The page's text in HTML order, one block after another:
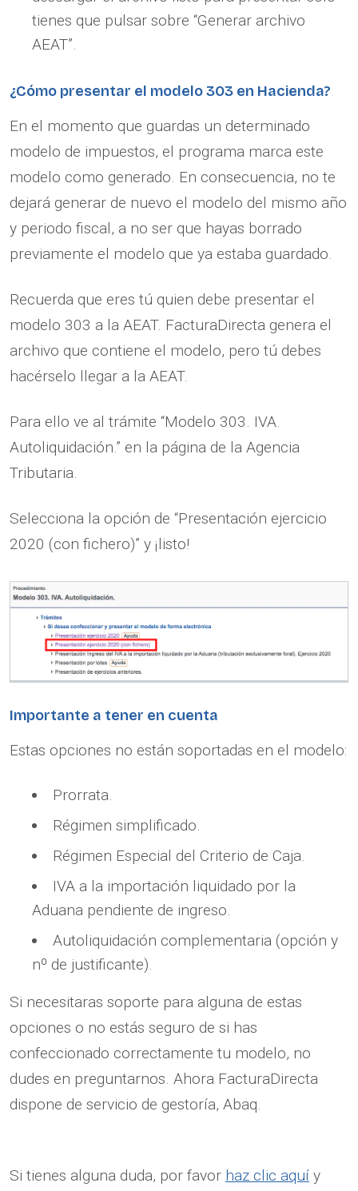
tienes que pulsar sobre “Generar archivo
AEAT”.
¿Cómo presentar el modelo 303 en Hacienda?
En el momento que guardas un determinado
modelo de impuestos, el programa marca este
modelo como generado. En consecuencia, no te
dejará generar de nuevo el modelo del mismo año
y periodo fiscal, a no ser que hayas borrado
previamente el modelo que ya estaba guardado.
Recuerda que eres tú quien debe presentar el
modelo 303 a la AEAT. FacturaDirecta genera el
archivo que contiene el modelo, pero tú debes
hacérselo llegar a la AEAT.
Para ello ve al trámite “Modelo 303. IVA.
Autoliquidación.” en la página de la Agencia
Tributaria.
Selecciona la opción de “Presentación ejercicio
2020 (con fichero)” y ¡listo!
Importante a tener en cuenta
Estas opciones no están soportadas en el modelo:
Prorrata.
Régimen simplificado.
Régimen Especial del Criterio de Caja.
IVA a la importación liquidado por la
Aduana pendiente de ingreso.
Autoliquidación complementaria (opción y
nº de justificante).
Si necesitaras soporte para alguna de estas
opciones o no estás seguro de si has
confeccionado correctamente tu modelo, no
dudes en preguntarnos. Ahora FacturaDirecta
dispone de servicio de gestoría, Abaq.
Si tienes alguna duda, por favor haz clic aquí y